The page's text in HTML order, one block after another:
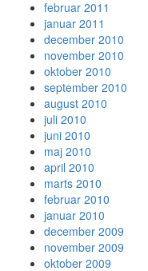
februar 2011
januar 2011
december 2010
november 2010
oktober 2010
september 2010
august 2010
juli 2010
juni 2010
maj 2010
april 2010
marts 2010
februar 2010
januar 2010
december 2009
november 2009
oktober 2009